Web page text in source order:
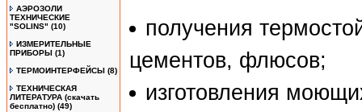
АЭРОЗОЛИ
ТЕХНИЧЕСКИЕ
"SOLINS" (10)
ИЗМЕРИТЕЛЬНЫЕ
ПРИБОРЫ (1)
ТЕРМОИНТЕРФЕЙСЫ (8)
ТЕХНИЧЕСКАЯ
ЛИТЕРАТУРА (скачать
бесплатно) (49)
получения
цементов, флюсов;
изготовления